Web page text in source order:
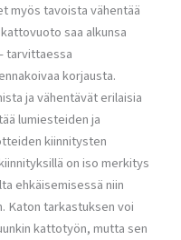
myös tavoista vähentää
saa alkunsa
tarvittaessa
korjausta.
ja vähentävät erilaisia
lumiesteiden ja
kiinnitysten
on iso merkitys
ehkäisemisessä niin
Katon tarkastuksen voi
kattotyön, mutta sen